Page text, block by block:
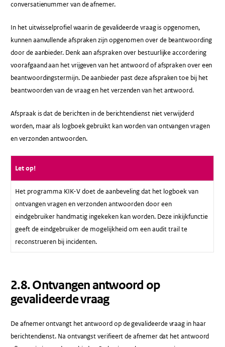
conversatienummer van de afnemer.
In het uitwisselprofiel waarin de gevalideerde vraag is opgenomen,
kunnen aanvullende afspraken zijn opgenomen over de beantwoording
door de aanbieder. Denk aan afspraken over bestuurlijke accordering
voorafgaand aan het vrijgeven van het antwoord of afspraken over een
beantwoordingstermijn. De aanbieder past deze afspraken toe bij het
beantwoorden van de vraag en het verzenden van het antwoord.
Afspraak is dat de berichten in de berichtendienst niet verwijderd
worden, maar als logboek gebruikt kan worden van ontvangen vragen
en verzonden antwoorden.
Let op!
Het programma KIK-V doet de aanbeveling dat het logboek van
ontvangen vragen en verzonden antwoorden door een
eindgebruiker handmatig ingekeken kan worden. Deze inkijkfunctie
geeft de eindgebruiker de mogelijkheid om een audit trail te
reconstrueren bij incidenten.
2.8.​ Ontvangen antwoord op
gevalideerde vraag
De afnemer ontvangt het antwoord op de gevalideerde vraag in haar
berichtendienst. Na ontvangst verifieert de afnemer dat het antwoord